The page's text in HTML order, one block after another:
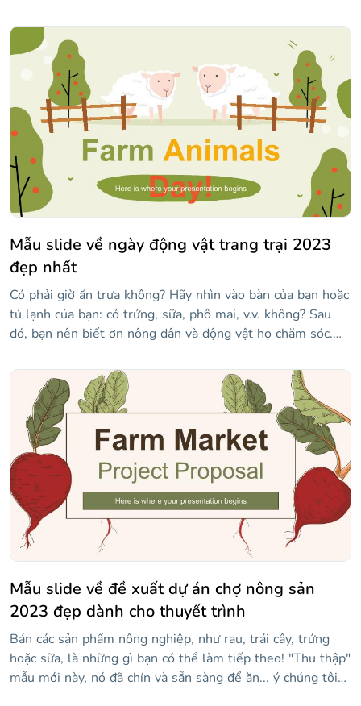
mẫu này với nền màu xanh lam sẽ cho phép bạn giải thích
doanh nghiệp của bạn bao gồm những gì, chi tiết phân tích
thị trường bạn đã thực hiện và hiển thị các kế hoạch tiếp
thị, hoạt động và quản lý tài chính của bạn. Tạo sự khác
biệt cho công ty của bạn với các đối thủ cạnh tranh!
Mẫu slide về ngày động vật trang trại 2023
đẹp nhất
Có phải giờ ăn trưa không? Hãy nhìn vào bàn của bạn hoặc
tủ lạnh của bạn: có trứng, sữa, phô mai, v.v. không? Sau
đó, bạn nên biết ơn nông dân và động vật họ chăm sóc.
Trang trại, có nghĩa là các slide có hình minh họa về cừu,
gà hoặc lợn, cũng như cây cối. Kiểu chữ rất giản dị, khiến
nó trở nên hoàn hảo cho khán giả nhỏ tuổi. Điều này thậm
chí có thể hữu ích cho các bài học ở trường!
Mẫu slide về đề xuất dự án chợ nông sản
2023 đẹp dành cho thuyết trình
Bán các sản phẩm nông nghiệp, như rau, trái cây, trứng
hoặc sữa, là những gì bạn có thể làm tiếp theo! "Thu thập"
mẫu mới này, nó đã chín và sẵn sàng để ăn... ý chúng tôi